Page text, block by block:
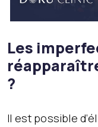
Les
?
Il est possible